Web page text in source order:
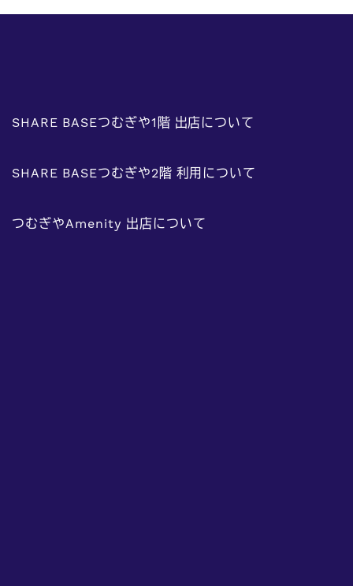
SHARE BASEつむぎや1階 出店について
SHARE BASEつむぎや2階 利用について
つむぎやAmenity 出店について